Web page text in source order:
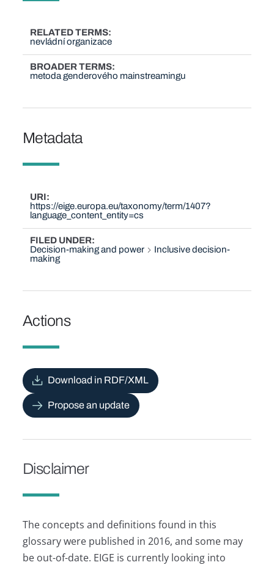
RELATED TERMS
nevládní organizace
BROADER TERMS
metoda genderového mainstreamingu
Metadata
URI
https://eige.europa.eu/taxonomy/term/1407?
language_content_entity=cs
FILED UNDER
Decision-making and power
Inclusive decision-
making
Actions
Download in RDF/XML
Propose an update
Disclaimer
The concepts and definitions found in this
glossary were published in 2016, and some may
be out-of-date. EIGE is currently looking into